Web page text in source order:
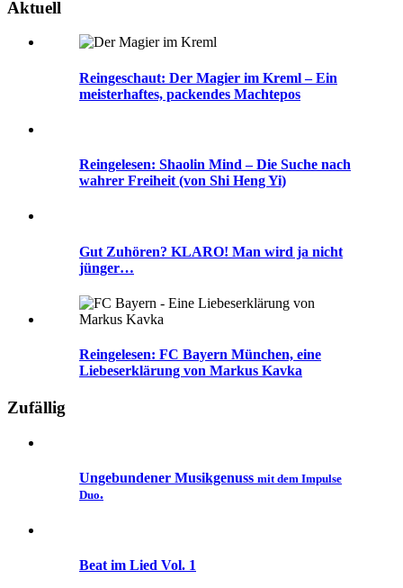
Aktuell
Reingeschaut: Der Magier im Kreml – Ein
meisterhaftes, packendes Machtepos
Reingelesen: Shaolin Mind – Die Suche nach
wahrer Freiheit (von Shi Heng Yi)
Gut Zuhören? KLARO! Man wird ja nicht
jünger…
Reingelesen: FC Bayern München, eine
Liebeserklärung von Markus Kavka
Zufällig
Ungebundener Musikgenuss mit dem Impulse
Duo.
Beat im Lied Vol. 1